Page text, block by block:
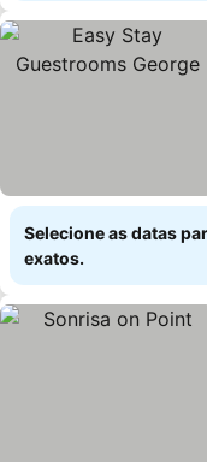
Selecione as datas
exatos.